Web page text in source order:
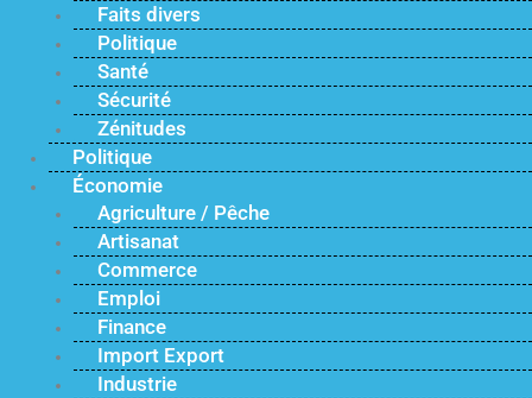
Faits divers
Politique
Santé
Sécurité
Zénitudes
Politique
Économie
Agriculture / Pêche
Artisanat
Commerce
Emploi
Finance
Import Export
Industrie